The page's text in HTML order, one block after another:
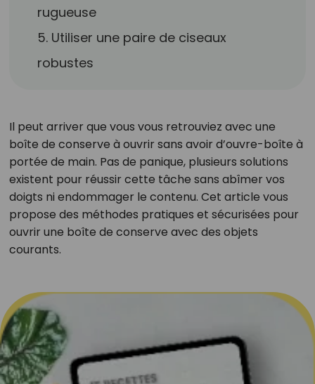
rugueuse
5. Utiliser une paire de ciseaux
robustes
Il peut arriver que vous vous retrouviez avec une
boîte de conserve à ouvrir sans avoir d’ouvre-boîte à
portée de main. Pas de panique, plusieurs solutions
existent pour réussir cette tâche sans abîmer vos
doigts ni endommager le contenu. Cet article vous
propose des méthodes pratiques et sécurisées pour
ouvrir une boîte de conserve avec des objets
courants.